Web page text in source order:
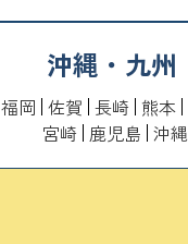
沖縄・九州
福岡 佐賀 長崎 熊本
宮崎 鹿児島 沖縄